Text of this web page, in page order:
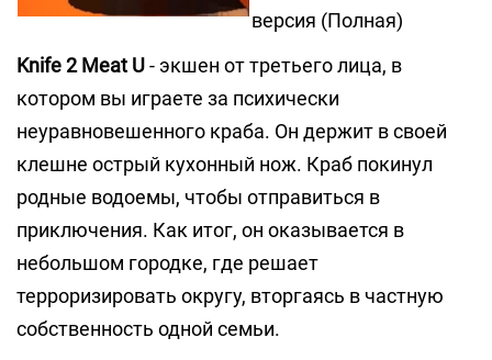
версия (Полная)
Knife 2 Meat U- экшен от третьего лица, в
котором вы играете за психически
неуравновешенного краба. Он держит в своей
клешне острый кухонный нож. Краб покинул
родные водоемы, чтобы отправиться в
приключения. Как итог, он оказывается в
небольшом городке, где решает
терроризировать округу, вторгаясь в частную
собственность одной семьи.